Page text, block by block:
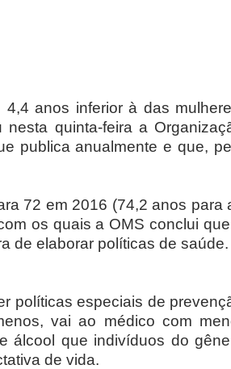
anos inferior à das
quinta-feira a
publica anualmente e que,
72 em 2016 (74,2 anos para
os quais a OMS conclui
de elaborar políticas de saúde.
políticas especiais de
vai ao médico com
álcool que indivíduos do
de vida.